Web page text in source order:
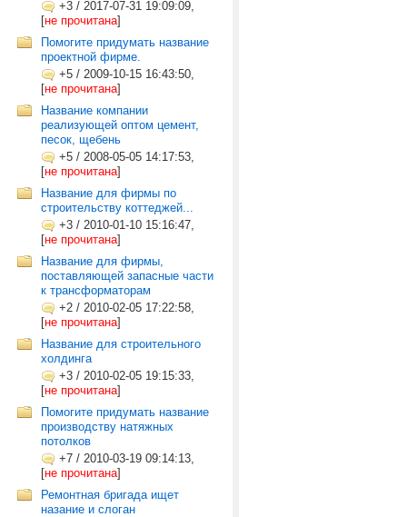
+3 / 2017-07-31 19:09:09,
[не прочитана]
Помогите придумать название
проектной фирме.
+5 / 2009-10-15 16:43:50,
[не прочитана]
Название компании
реализующей оптом цемент,
песок, щебень
+5 / 2008-05-05 14:17:53,
[не прочитана]
Название для фирмы по
строительству коттеджей...
+3 / 2010-01-10 15:16:47,
[не прочитана]
Название для фирмы,
поставляющей запасные части
к трансформаторам
+2 / 2010-02-05 17:22:58,
[не прочитана]
Название для строительного
холдинга
+3 / 2010-02-05 19:15:33,
[не прочитана]
Помогите придумать название
производству натяжных
потолков
+7 / 2010-03-19 09:14:13,
[не прочитана]
Ремонтная бригада ищет
назание и слоган